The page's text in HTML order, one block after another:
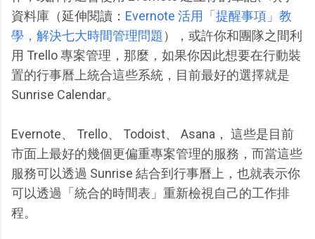
資料庫（延伸閱讀： Evernote 活用「提醒事項」教
學，解決七大時間管理問題 ），或許你和團隊之間利
用 Trello 專案管理，那麼，如果你因此想要在行動裝
置的行事曆上統合這些系統，目前最好的選擇就是
Sunrise Calendar。
Evernote、 Trello、 Todoist、 Asana， 這些是目前
市面上最好的幾個更偏重專案管理的服務，而當這些
服務可以透過 Sunrise 結合到行事曆上，也就表示你
可以透過「統合的時間表」重新檢視自己的工作排
程。